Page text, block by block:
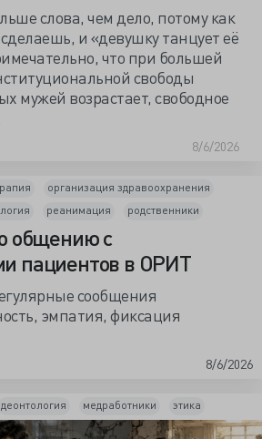
слова, чем дело, потому как
и «девушку танцует её
что при большей
свободы
мужей возрастает, свободное
8/6/2026
организация здравоохранения
реанимация родственники
общению с
пациентов в ОРИТ
сообщения
эмпатия, фиксация
8/6/2026
деонтология медработники этика